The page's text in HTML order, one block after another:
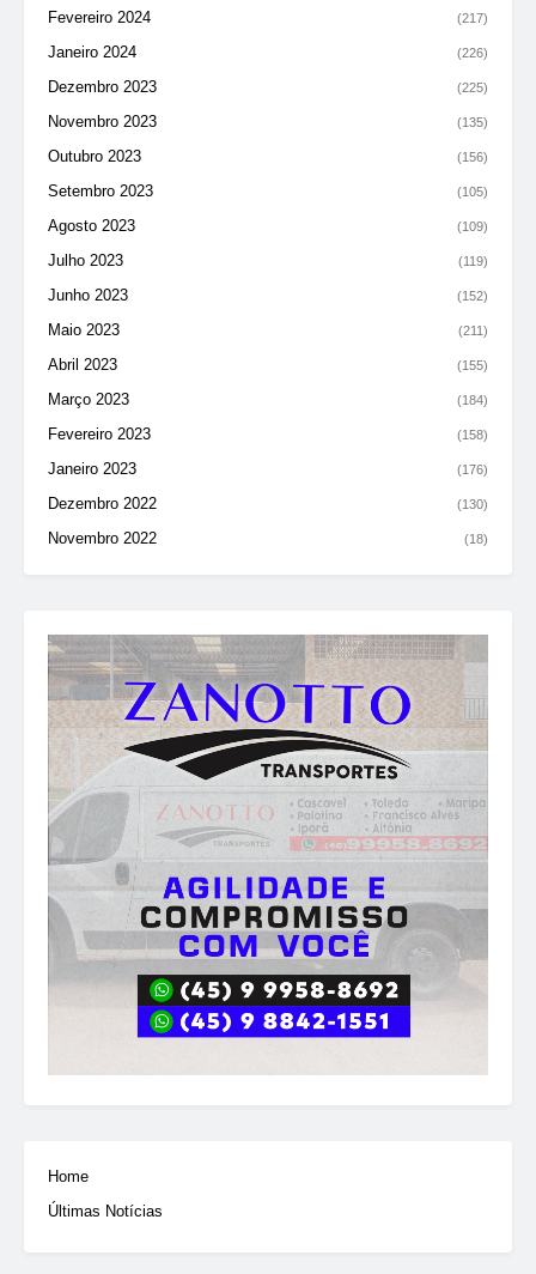
Fevereiro 2024 (217)
Janeiro 2024 (226)
Dezembro 2023 (225)
Novembro 2023 (135)
Outubro 2023 (156)
Setembro 2023 (105)
Agosto 2023 (109)
Julho 2023 (119)
Junho 2023 (152)
Maio 2023 (211)
Abril 2023 (155)
Março 2023 (184)
Fevereiro 2023 (158)
Janeiro 2023 (176)
Dezembro 2022 (130)
Novembro 2022 (18)
Home
Últimas Notícias